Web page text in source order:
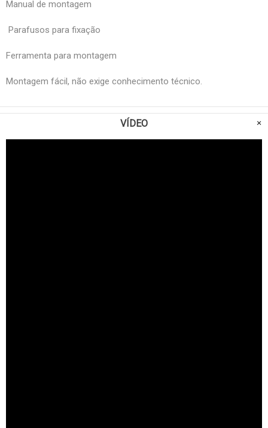
Manual de montagem
Parafusos para fixação
Ferramenta para montagem
Montagem fácil, não exige conhecimento técnico.
VÍDEO